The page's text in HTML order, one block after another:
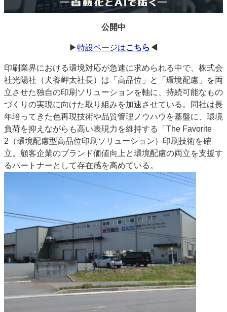
JAPAN PACK 2023 特集
中古印刷機・製本機特集
2022 検査・校正特集
特集・デジタル印刷 ～ 新成長軌道を描く
運営
会社案内
購読・購入申し込み
サイトポリシー
お問い合わせ
公開中
▶特設ページはこちら ◀
印刷業界における環境対応が急速に求められる中で、株式会
社光陽社（犬養岬太社長）は「高品位」と「環境配慮」を両
立させた独自の印刷ソリューションを軸に、持続可能なもの
づくりの実現に向けた取り組みを加速させている。同社は長
年培ってきた色再現技術や品質管理ノウハウを基盤に、環境
負荷を抑えながらも高い表現力を維持する「The Favorite
2（環境配慮型高品位印刷ソリューション）印刷技術を確
立。顧客企業のブランド価値向上と環境配慮の両立を支援す
るパートナーとして存在感を高めている。